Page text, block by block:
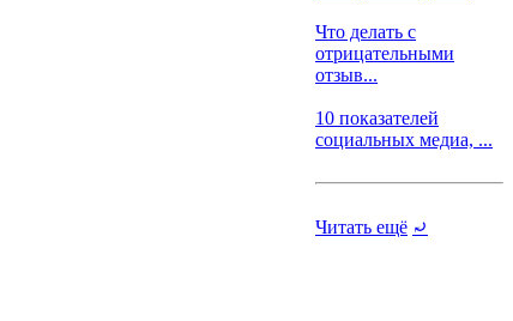
Что делать с
отрицательными
отзыв...
10 показателей
социальных медиа, ...
Читать ещё ⤾